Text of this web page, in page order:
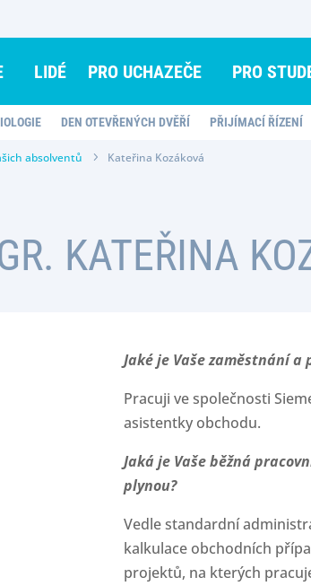
LIDÉ PRO UCHAZEČE PRO
DEN OTEVŘENÝCH DVĚŘÍ PŘIJÍMACÍ ŘÍZENÍ
absolventů Kateřina Kozáková
KATEŘINA
Jaké je Vaše zaměstnání
Pracuji ve společnosti
asistentky obchodu.
Jaká je Vaše běžná
plynou?
Vedle standardní
kalkulace obchodních
projektů, na kterých